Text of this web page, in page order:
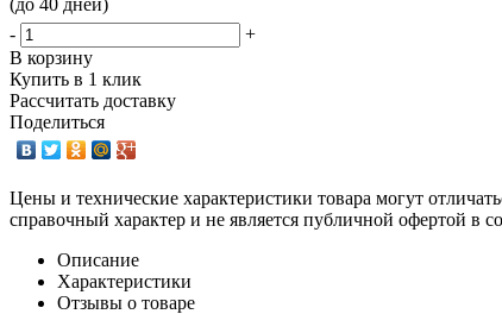
-
+
В корзину
Купить в 1 клик
Рассчитать доставку
Поделиться
Цены и технические характеристики товара могут
справочный характер и не является публичной офертой в
Описание
Характеристики
Отзывы о товаре